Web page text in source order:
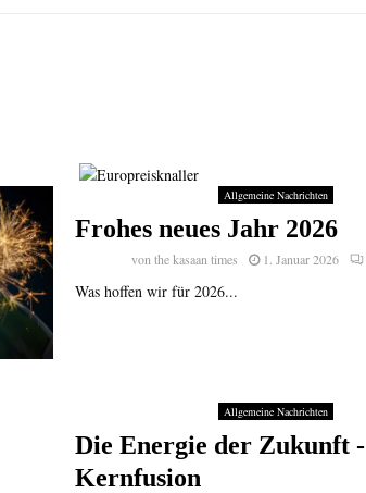
Allgemeine Nachrichten
Frohes neues Jahr 2026
vonthe kasaan times 1. Januar 2026
Was hoffen wir für 2026...
Allgemeine Nachrichten
Die Energie der Zukunft -
Kernfusion